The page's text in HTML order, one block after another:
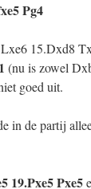
Pg4
15.Dxd8
(nu is zowel
goed uit.
in de partij
19.Pxe5 Pxe5